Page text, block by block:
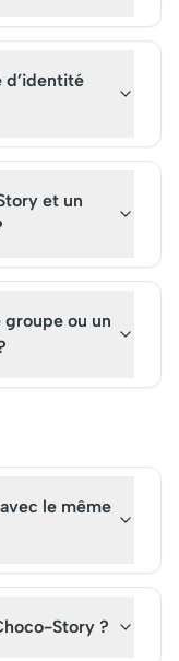
d’identité
et un
ou un
le même
Story ?